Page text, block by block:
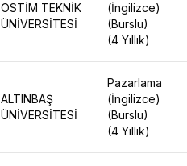
OSTİM TEKNİK
ÜNİVERSİTESİ
(İngilizce)
(Burslu)
(4 Yıllık)
ALTINBAŞ
ÜNİVERSİTESİ
Pazarlama
(İngilizce)
(Burslu)
(4 Yıllık)